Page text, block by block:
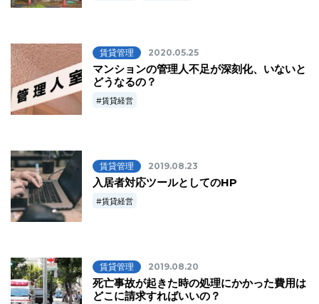
賃貸管理 2020.05.25
マンションの管理人不足が深刻化、いないと
どうなるの？
賃貸経営
賃貸管理 2019.08.23
入居者対応ツールとしてのHP
賃貸経営
賃貸管理 2019.08.20
死亡事故が起きた時の処理にかかった費用は
どこに請求すればいいの？